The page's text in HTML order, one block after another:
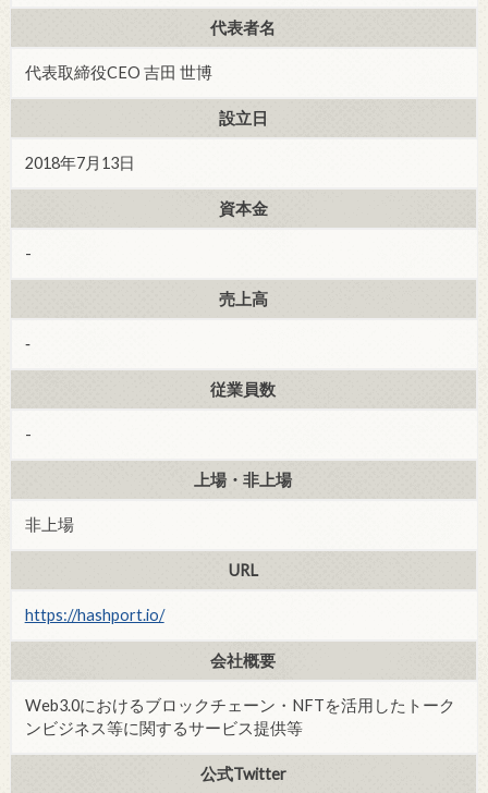
代表者名
代表取締役CEO 吉田 世博
設立日
2018年7月13日
資本金
-
売上高
‐
従業員数
-
上場・非上場
非上場
URL
https://hashport.io/
会社概要
Web3.0におけるブロックチェーン・NFTを活用したトーク
ンビジネス等に関するサービス提供等
公式Twitter